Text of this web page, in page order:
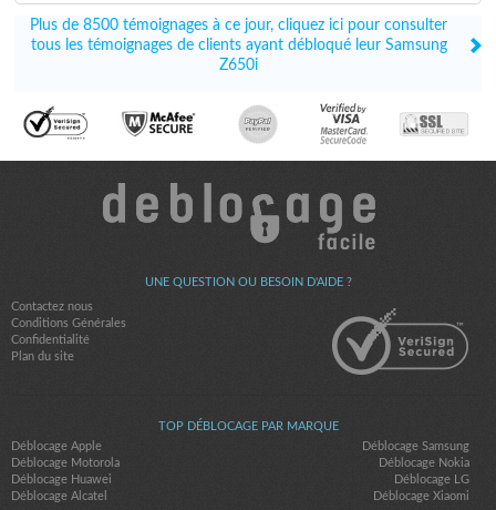
Plus de 8500 témoignages à ce jour, cliquez ici pour consulter
tous les témoignages de clients ayant débloqué leur Samsung
Z650i
UNE QUESTION OU BESOIN D'AIDE ?
Contactez nous
Conditions Générales
Confidentialité
Plan du site
TOP DÉBLOCAGE PAR MARQUE
Déblocage Apple
Déblocage Samsung
Déblocage Motorola
Déblocage Nokia
Déblocage Huawei
Déblocage LG
Déblocage Alcatel
Déblocage Xiaomi